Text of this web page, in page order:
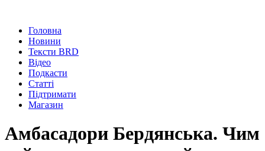
Головна
Новини
Тексти BRD
Відео
Подкасти
Статті
Підтримати
Магазин
Амбасадори Бердянська. Чим